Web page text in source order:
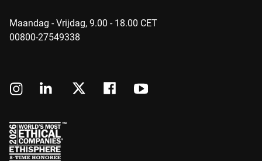
Maandag - Vrijdag, 9.00 - 18.00 CET
00800-27549338